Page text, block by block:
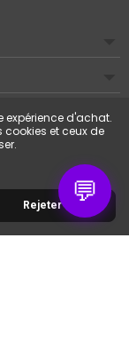
💬
expérience d'achat.
et ceux de
Rejeter tout